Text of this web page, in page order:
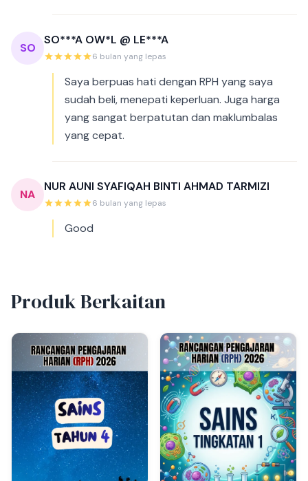
SO
SO***A OW*L @ LE***A
6 bulan yang lepas
Saya berpuas hati dengan RPH yang saya
sudah beli, menepati keperluan. Juga harga
yang sangat berpatutan dan maklumbalas
yang cepat.
NA
NUR AUNI SYAFIQAH BINTI AHMAD TARMIZI
6 bulan yang lepas
Good
Produk Berkaitan